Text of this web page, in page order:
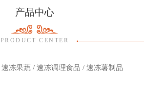
产品中心
PRODUCT CENTER
速冻果蔬/ 速冻调理食品 / 速冻薯制品